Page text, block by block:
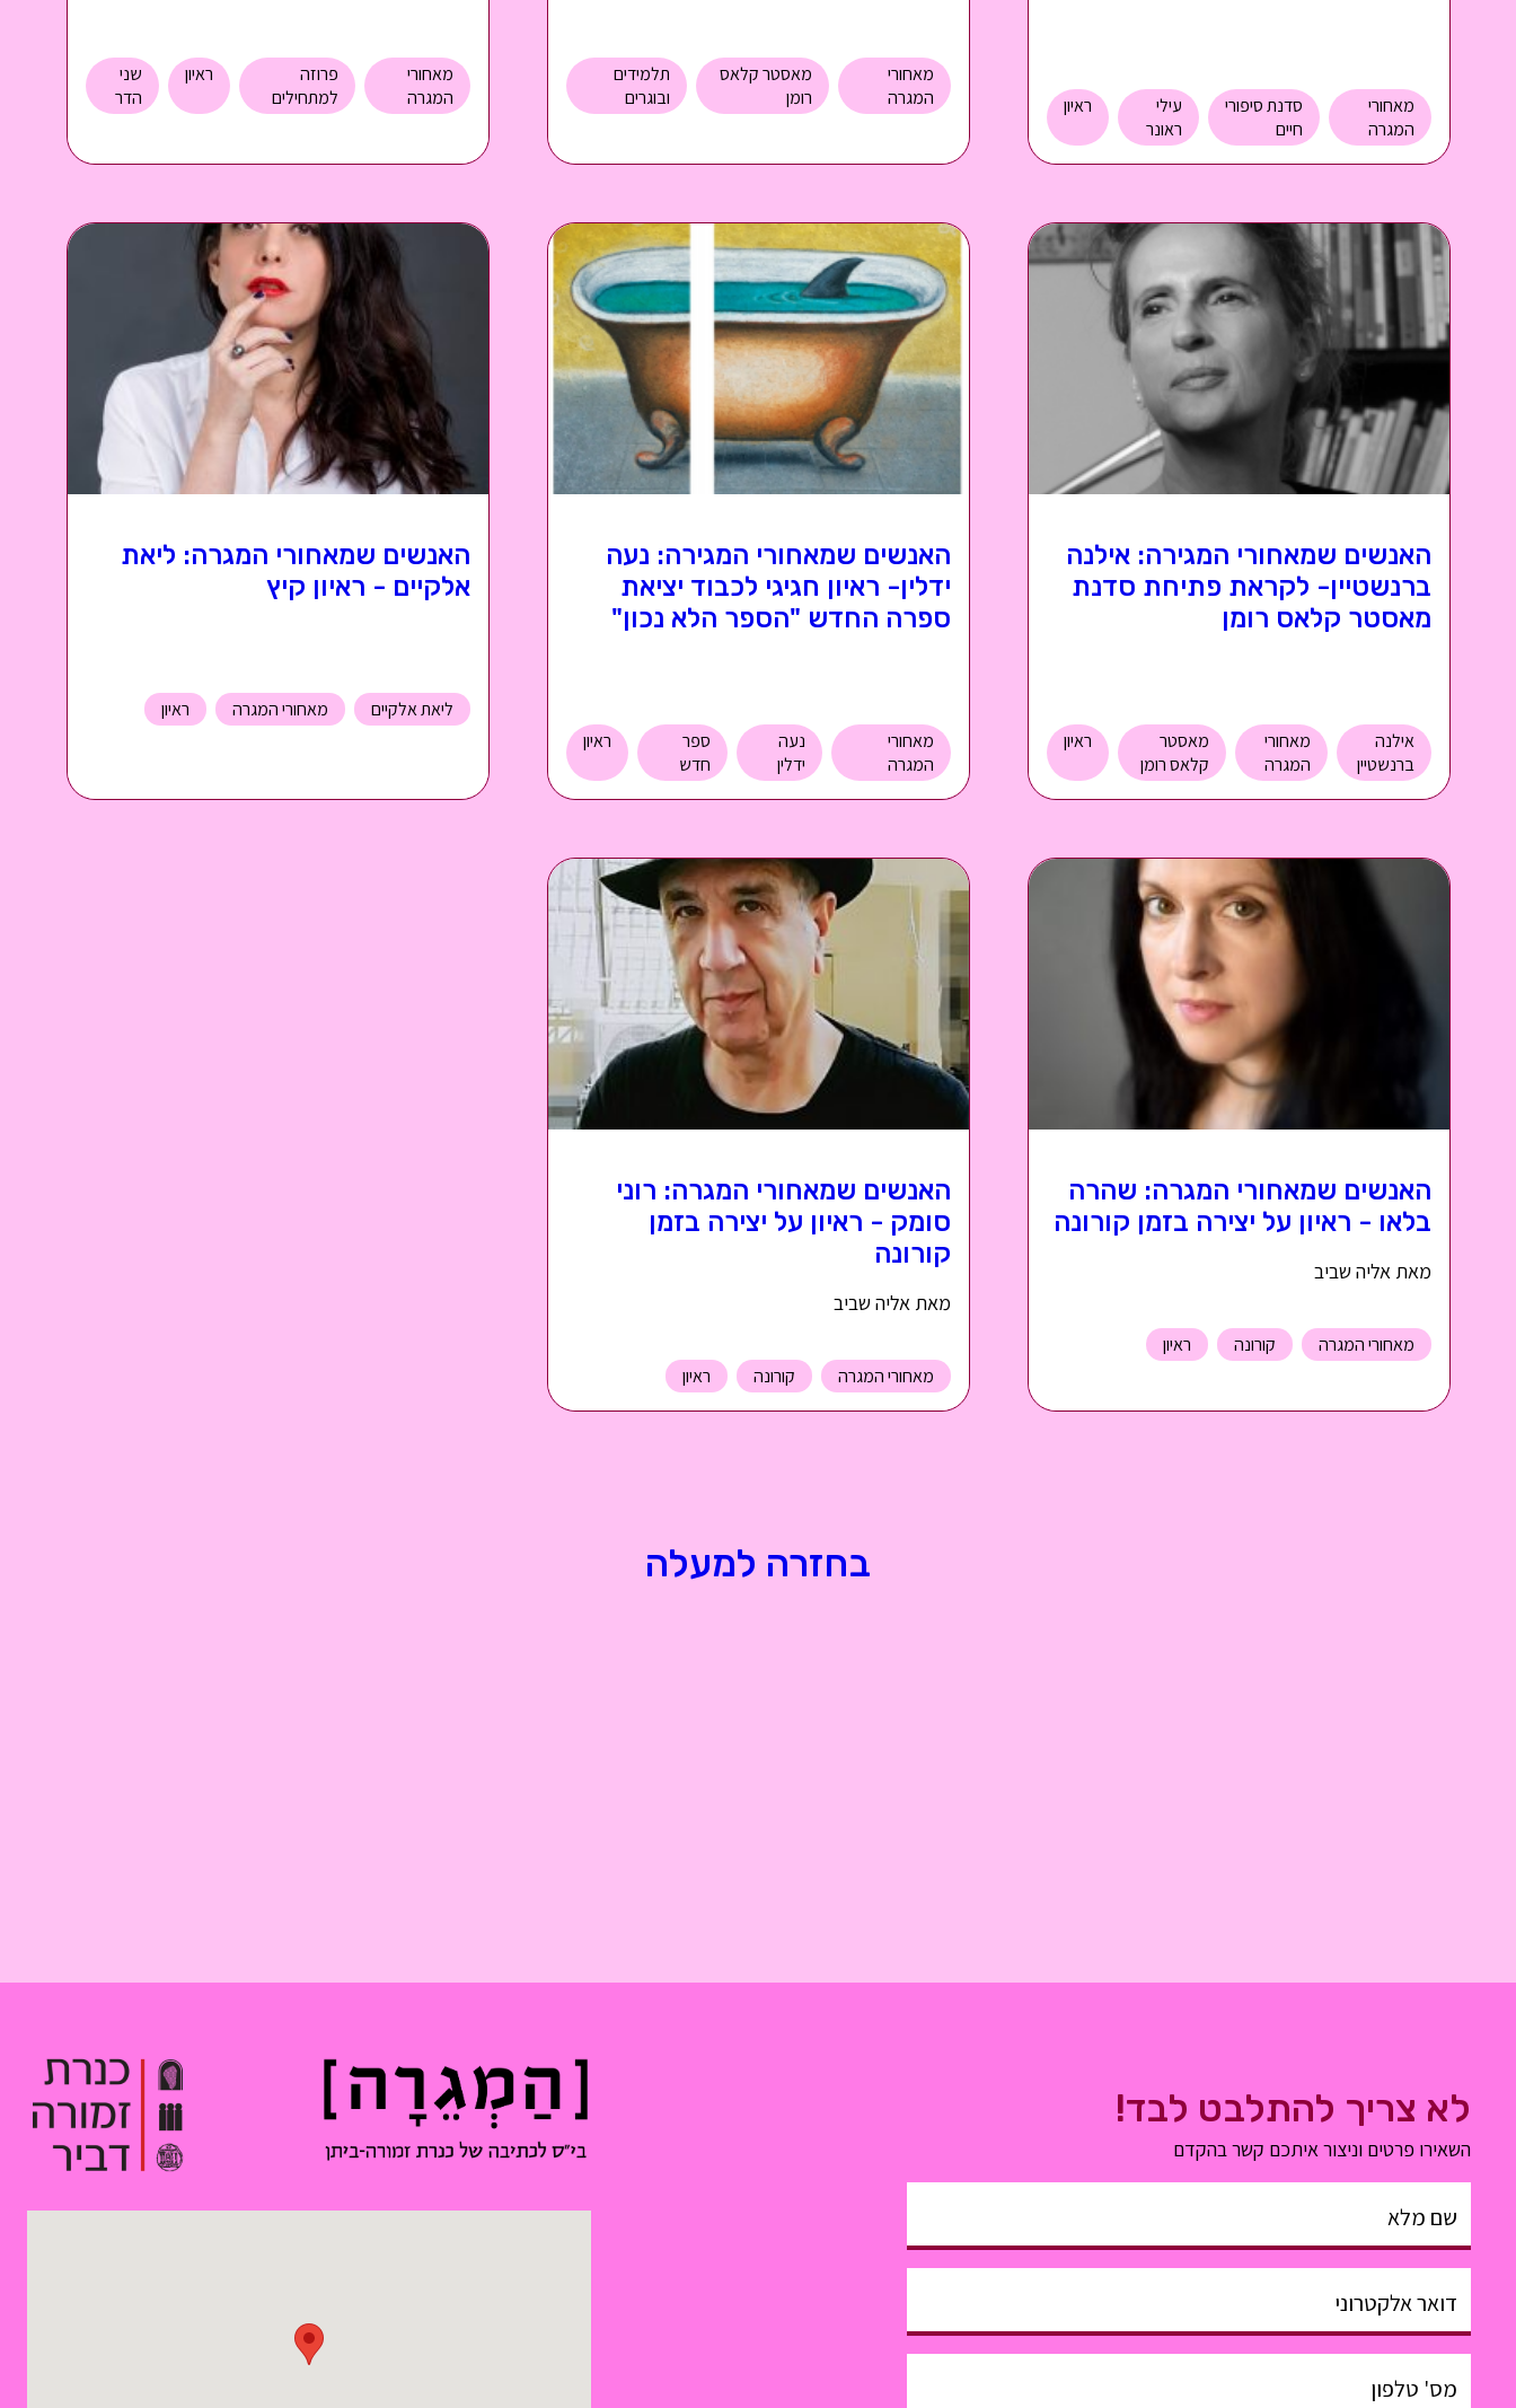
מאחורי
המגרה
סדנת סיפורי
חיים
עילי
ראונר
ראיון
מאחורי
המגרה
מאסטר קלאס
רומן
תלמידים
ובוגרים
מאחורי
המגרה
פרוזה
למתחילים
ראיון
שני
הדר
האנשים שמאחורי המגירה: אילנה
ברנשטיין- לקראת פתיחת סדנת
מאסטר קלאס רומן
אילנה
ברנשטיין
מאחורי
המגרה
מאסטר
קלאס רומן
ראיון
האנשים שמאחורי המגירה: נעה
ידלין- ראיון חגיגי לכבוד יציאת
ספרה החדש "הספר הלא נכון"
מאחורי
המגרה
נעה
ידלין
ספר
חדש
ראיון
האנשים שמאחורי המגרה: ליאת
אלקיים - ראיון קיץ
ליאת אלקיים מאחורי המגרה ראיון
האנשים שמאחורי המגרה: שהרה
בלאו - ראיון על יצירה בזמן קורונה
מאת אליה שביב
מאחורי המגרה קורונה ראיון
האנשים שמאחורי המגרה: רוני
סומק - ראיון על יצירה בזמן
קורונה
מאת אליה שביב
מאחורי המגרה קורונה ראיון
בחזרה למעלה
לא צריך להתלבט לבד!
השאירו פרטים וניצור איתכם קשר בהקדם
שם מלא
דואר אלקטרוני
מס' טלפון